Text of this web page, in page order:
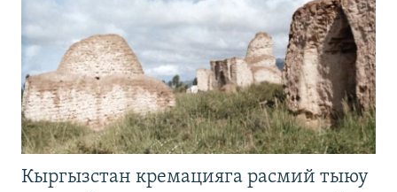
Кыргызстан кремацияга расмий тыюу